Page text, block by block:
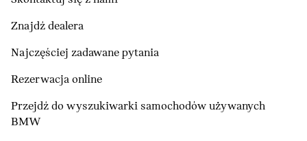
Znajdź dealera
Najczęściej zadawane pytania
Rezerwacja online
Przejdź do wyszukiwarki samochodów używanych
BMW